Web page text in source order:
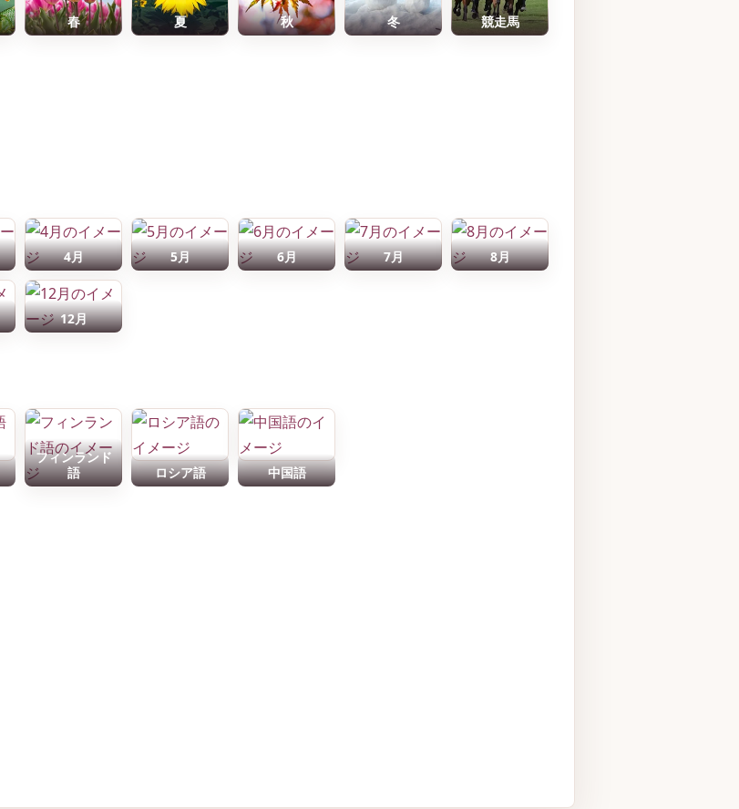
春 夏 秋 冬 競走馬
4月 5月 6月 7月 8月
12月
フィンランド
語
ロシア語 中国語